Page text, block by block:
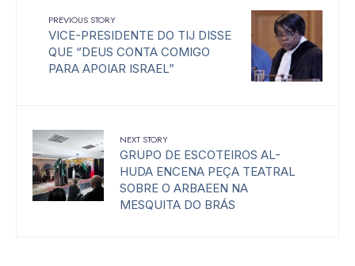
PREVIOUS STORY
VICE-PRESIDENTE DO TIJ DISSE
QUE “DEUS CONTA COMIGO
PARA APOIAR ISRAEL”
NEXT STORY
GRUPO DE ESCOTEIROS AL-
HUDA ENCENA PEÇA TEATRAL
SOBRE O ARBAEEN NA
MESQUITA DO BRÁS